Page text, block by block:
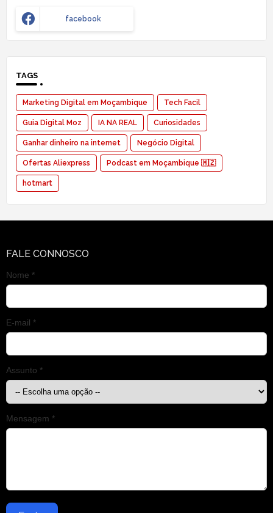
facebook
TAGS
Marketing Digital em Moçambique Tech Facil
Guia Digital Moz IA NA REAL Curiosidades
Ganhar dinheiro na internet Negócio Digital
Ofertas Aliexpress Podcast em Moçambique 🇲🇿
hotmart
FALE CONNOSCO
Nome *
E-mail *
Assunto *
Mensagem *